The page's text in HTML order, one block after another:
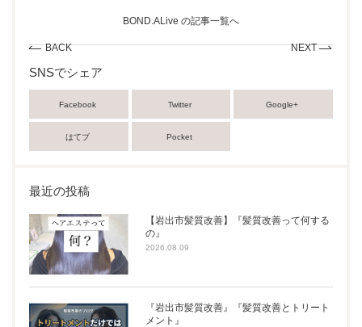
BACK
BOND.ALive の記事一覧へ
NEXT
SNSでシェア
Facebook Twitter Google+
はてブ Pocket
最近の投稿
【岩出市髪質改善】『髪質改善って何する
の』
2026.08.09
『岩出市髪質改善』『髪質改善とトリート
メント』